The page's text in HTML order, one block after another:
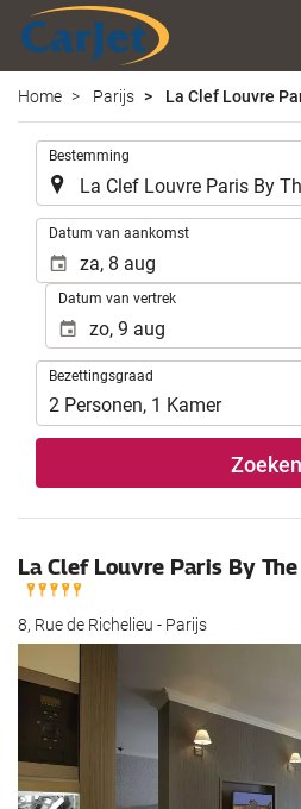
Home Parijs La Clef Louvre
Bestemming
Datum van aankomst
Datum van vertrek
Bezettingsgraad
Bezettingsgraad
2 Personen, 1 Kamer
Zoeken
La Clef Louvre Paris By
8, Rue de Richelieu - Parijs